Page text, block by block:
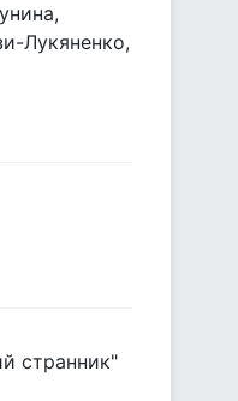
Лукяненко,
странник"